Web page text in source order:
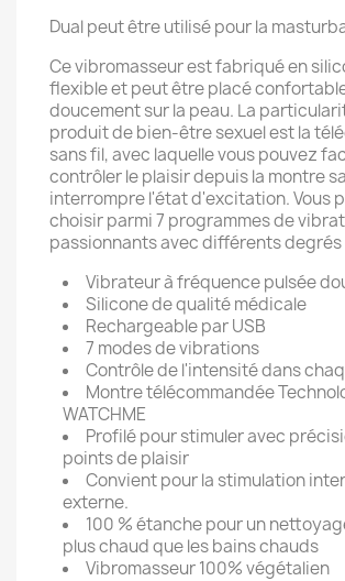
Dual peut être utilisé pour la
Ce vibromasseur est fabriqué en
flexible et peut être placé
doucement sur la peau. La
produit de bien-être sexuel est la
sans fil, avec laquelle vous pouvez
contrôler le plaisir depuis la montre
interrompre l'état d'excitation. Vous
choisir parmi 7 programmes de
passionnants avec différents
Vibrateur à fréquence pulsée
Silicone de qualité médicale
Rechargeable par USB
7 modes de vibrations
Contrôle de l'intensité dans
Montre télécommandée
WATCHME
Profilé pour stimuler avec
points de plaisir
Convient pour la stimulation
externe.
100 % étanche pour un
plus chaud que les bains chauds
Vibromasseur 100% végétalien